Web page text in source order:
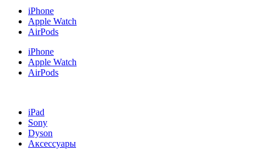
iPhone
Apple Watch
AirPods
iPhone
Apple Watch
AirPods
iPad
Sony
Dyson
Аксессуары